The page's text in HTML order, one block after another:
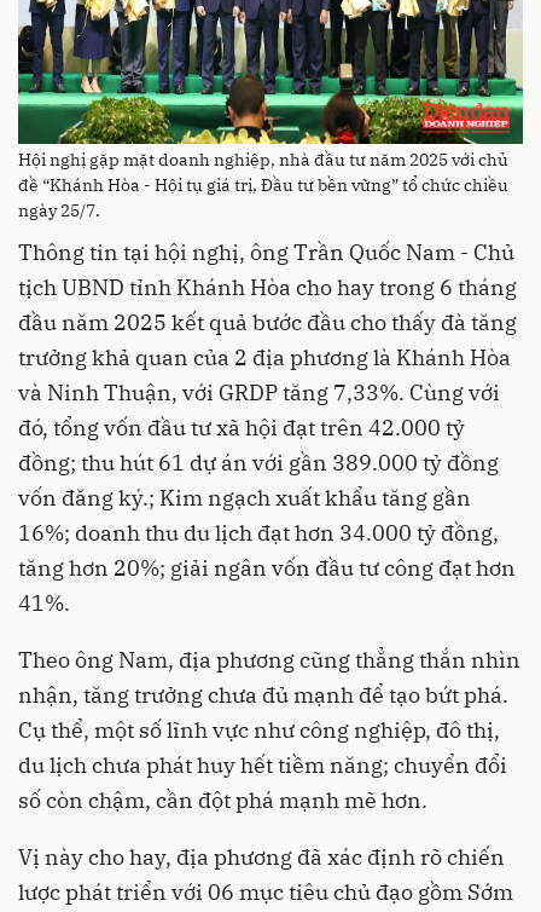
Hội nghị gặp mặt doanh nghiệp, nhà đầu tư năm 2025 với chủ
đề “Khánh Hòa - Hội tụ giá trị, Đầu tư bền vững” tổ chức chiều
ngày 25/7.
Thông tin tại hội nghị, ông Trần Quốc Nam - Chủ
tịch UBND tỉnh Khánh Hòa cho hay trong 6 tháng
đầu năm 2025 kết quả bước đầu cho thấy đà tăng
trưởng khả quan của 2 địa phương là Khánh Hòa
và Ninh Thuận, với GRDP tăng 7,33%. Cùng với
đó, tổng vốn đầu tư xã hội đạt trên 42.000 tỷ
đồng; thu hút 61 dự án với gần 389.000 tỷ đồng
vốn đăng ký.; Kim ngạch xuất khẩu tăng gần
16%; doanh thu du lịch đạt hơn 34.000 tỷ đồng,
tăng hơn 20%; giải ngân vốn đầu tư công đạt hơn
41%.
Theo ông Nam, địa phương cũng thẳng thắn nhìn
nhận, tăng trưởng chưa đủ mạnh để tạo bứt phá.
Cụ thể, một số lĩnh vực như công nghiệp, đô thị,
du lịch chưa phát huy hết tiềm năng; chuyển đổi
số còn chậm, cần đột phá mạnh mẽ hơn.
Vị này cho hay, địa phương đã xác định rõ chiến
lược phát triển với 06 mục tiêu chủ đạo gồm Sớm